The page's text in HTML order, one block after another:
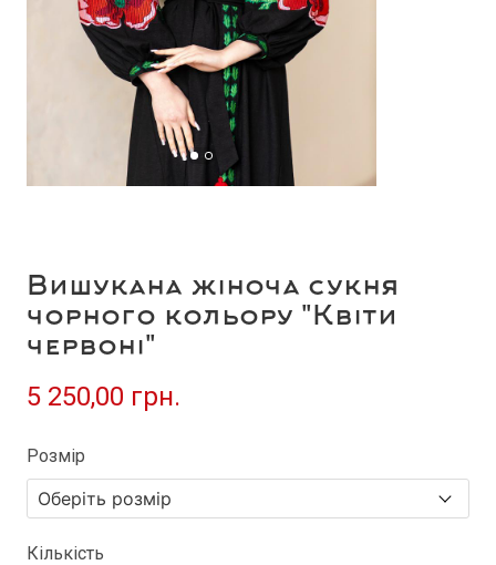
Вишукана жіноча сукня
чорного кольору "Квіти
червоні"
5 250,00 грн.
Розмір
Кількість